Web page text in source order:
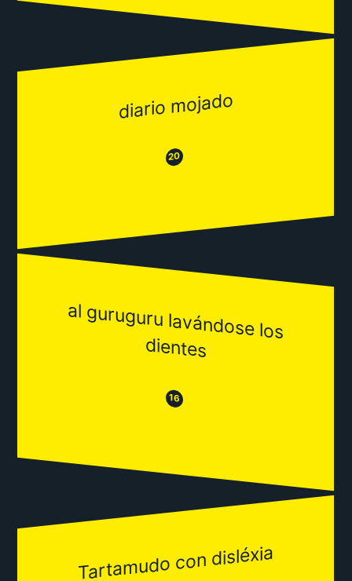
diario mojado
😒 20 😂
al guruguru lavándose los
dientes
😒 16 😂
Tartamudo con disléxia